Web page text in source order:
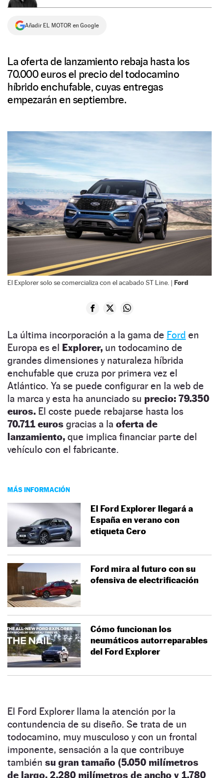
Añadir EL MOTOR en Google
La oferta de lanzamiento rebaja hasta los
70.000 euros el precio del todocamino
híbrido enchufable, cuyas entregas
empezarán en septiembre.
El Explorer solo se comercializa con el acabado ST Line. | Ford
La última incorporación a la gama de Ford en
Europa es el Explorer, un todocamino de
grandes dimensiones y naturaleza híbrida
enchufable que cruza por primera vez el
Atlántico. Ya se puede configurar en la web de
la marca y esta ha anunciado su precio: 79.350
euros. El coste puede rebajarse hasta los
70.711 euros gracias a la oferta de
lanzamiento, que implica financiar parte del
vehículo con el fabricante.
MÁS INFORMACIÓN
El Ford Explorer llegará a
España en verano con
etiqueta Cero
Ford mira al futuro con su
ofensiva de electrificación
Cómo funcionan los
neumáticos autorreparables
del Ford Explorer
El Ford Explorer llama la atención por la
contundencia de su diseño. Se trata de un
todocamino, muy musculoso y con un frontal
imponente, sensación a la que contribuye
también su gran tamaño (5.050 milímetros
de largo, 2.280 milímetros de ancho y 1.780